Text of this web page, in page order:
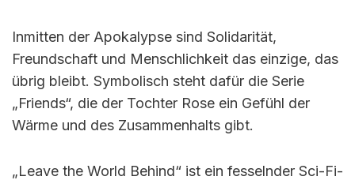
Inmitten der Apokalypse sind Solidarität,
Freundschaft und Menschlichkeit das einzige, das
übrig bleibt. Symbolisch steht dafür die Serie
„Friends“, die der Tochter Rose ein Gefühl der
Wärme und des Zusammenhalts gibt.
„Leave the World Behind“ ist ein fesselnder Sci-Fi-